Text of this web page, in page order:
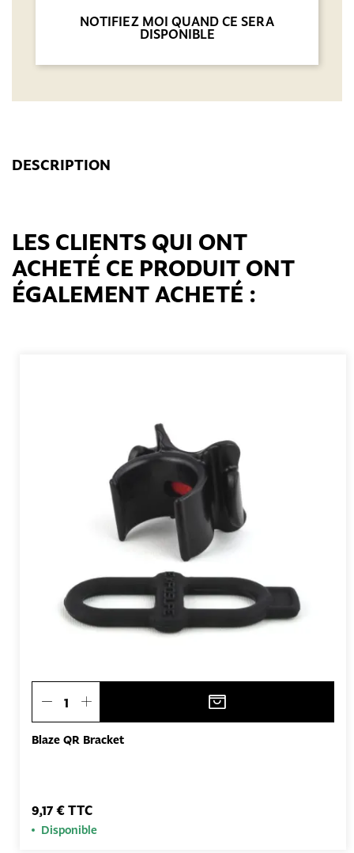
NOTIFIEZ MOI QUAND CE SERA
DISPONIBLE
DESCRIPTION
LES CLIENTS QUI ONT
ACHETÉ CE PRODUIT ONT
ÉGALEMENT ACHETÉ :
Blaze QR Bracket
9,17 € TTC
Disponible